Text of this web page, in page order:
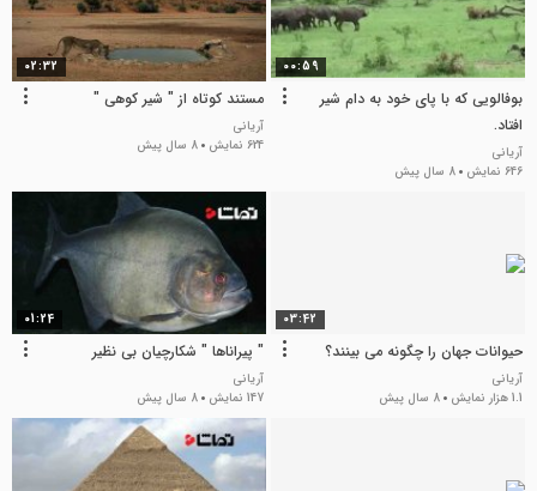
00:59
بوفالویی که با پای خود به دام شیر
افتاد.
آریانی
646 نمایش
8 سال پیش
02:32
مستند کوتاه از " شیر کوهی "
آریانی
624 نمایش
8 سال پیش
03:42
حیوانات جهان را چگونه می بینند؟
آریانی
1.1 هزار نمایش
8 سال پیش
01:24
" پیراناها " شکارچیان بی نظیر
آریانی
147 نمایش
8 سال پیش